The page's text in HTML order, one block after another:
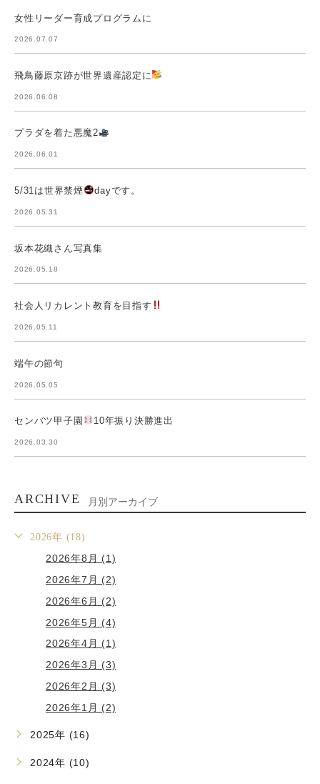
女性リーダー育成プログラムに
2026.07.07
飛鳥藤原京跡が世界遺産認定に
2026.06.08
プラダを着た悪魔2
2026.06.01
5/31は世界禁煙 dayです。
2026.05.31
坂本花織さん写真集
2026.05.18
社会人リカレント教育を目指す
2026.05.11
端午の節句
2026.05.05
センバツ甲子園 10年振り決勝進出
2026.03.30
ARCHIVE 月別アーカイブ
2026年 (18)
2026年8月 (1)
2026年7月 (2)
2026年6月 (2)
2026年5月 (4)
2026年4月 (1)
2026年3月 (3)
2026年2月 (3)
2026年1月 (2)
2025年 (16)
2024年 (10)